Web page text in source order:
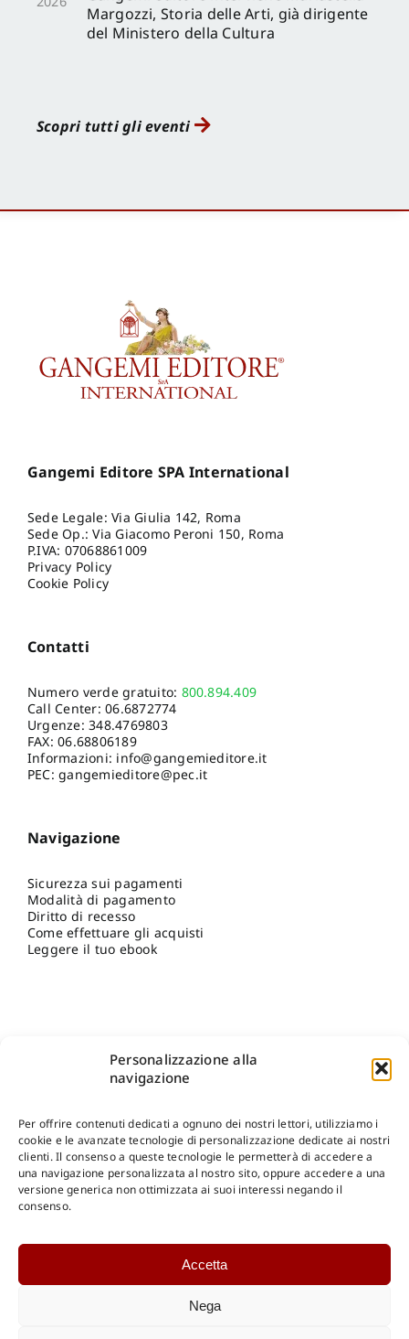
Personalizzazione alla
navigazione
Per offrire contenuti dedicati a ognuno dei nostri lettori, utilizziamo i
cookie e le avanzate tecnologie di personalizzazione dedicate ai nostri
clienti. Il consenso a queste tecnologie le permetterà di accedere a
una navigazione personalizzata al nostro sito, oppure accedere a una
versione generica non ottimizzata ai suoi interessi negando il
consenso.
Accetta
Nega
Margozzi, Storia delle Arti, già dirigente
del Ministero della Cultura
Scopri tutti gli eventi
Gangemi Editore SPA International
Sede Legale: Via Giulia 142, Roma
Sede Op.: Via Giacomo Peroni 150, Roma
P.IVA: 07068861009
Privacy Policy
Cookie Policy
Contatti
Numero verde gratuito: 800.894.409
Call Center:06.6872774
Urgenze:348.4769803
FAX: 06.68806189
Informazioni: info@gangemieditore.it
PEC: gangemieditore@pec.it
Navigazione
Sicurezza sui pagamenti
Modalità di pagamento
Diritto di recesso
Come effettuare gli acquisti
Leggere il tuo ebook
Shop Gangemi Editore-Pagamenti Sicuri e anche Rateali
Catalogo Online
Catalogo Internazionale